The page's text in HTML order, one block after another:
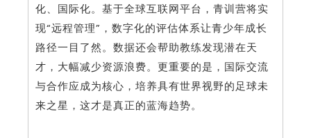
化、国际化。基于全球互联网平台，青训营将实
现“远程管理”，数字化的评估体系让青少年成长
路径一目了然。数据还会帮助教练发现潜在天
才，大幅减少资源浪费。更重要的是，国际交流
与合作应成为核心，培养具有世界视野的足球未
来之星，这才是真正的蓝海趋势。